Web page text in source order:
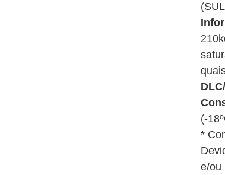
(-
*
e/ou